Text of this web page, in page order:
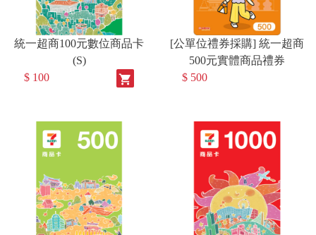
統一超商100元數位商品卡
(S)
$ 100
shopping_cart
[公單位禮券採購] 統一超商
500元實體商品禮券
$ 500